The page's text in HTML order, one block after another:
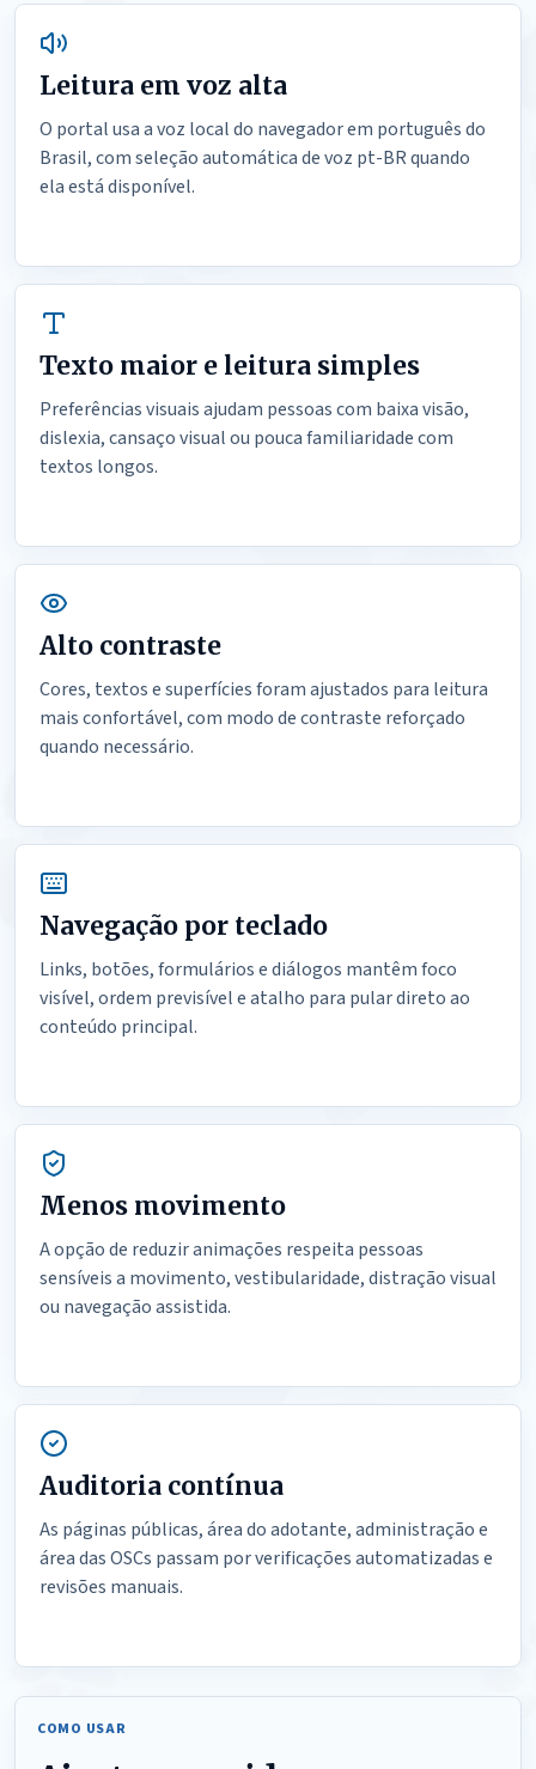
Leitura em voz alta
O portal usa a voz local do navegador em português do
Brasil, com seleção automática de voz pt-BR quando
ela está disponível.
Texto maior e leitura simples
Preferências visuais ajudam pessoas com baixa visão,
dislexia, cansaço visual ou pouca familiaridade com
textos longos.
Alto contraste
Cores, textos e superfícies foram ajustados para leitura
mais confortável, com modo de contraste reforçado
quando necessário.
Navegação por teclado
Links, botões, formulários e diálogos mantêm foco
visível, ordem previsível e atalho para pular direto ao
conteúdo principal.
Menos movimento
A opção de reduzir animações respeita pessoas
sensíveis a movimento, vestibularidade, distração visual
ou navegação assistida.
Auditoria contínua
As páginas públicas, área do adotante, administração e
área das OSCs passam por verificações automatizadas e
revisões manuais.
COMO USAR